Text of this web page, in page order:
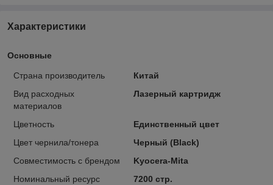
Характеристики
Основные
Страна производитель
Китай
Вид расходных
материалов
Лазерный картридж
Цветность
Единственный цвет
Цвет чернила/тонера
Черный (Black)
Совместимость с брендом
Kyocera-Mita
Номинальный ресурс
7200 стр.